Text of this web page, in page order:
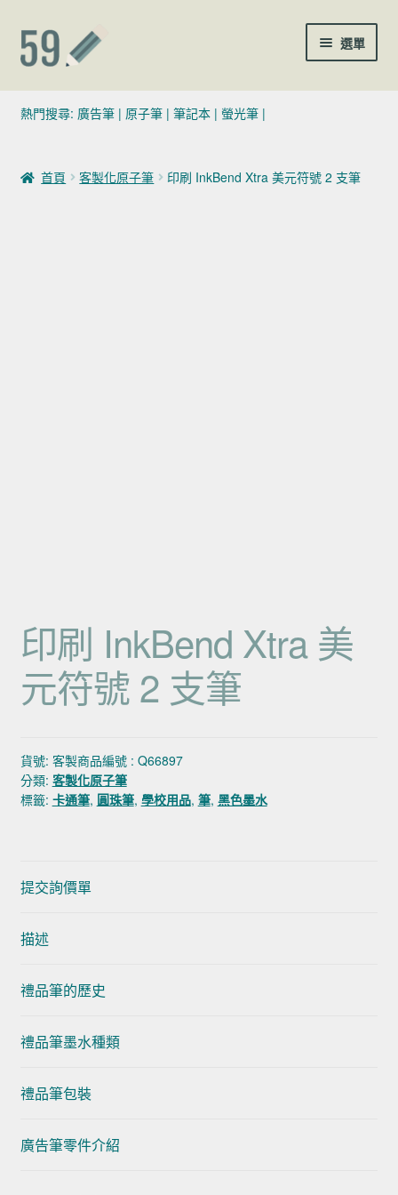
跳至導覽列
跳至主要內容 選單
(02)7729-4140
聯絡我們
熱門搜尋: 廣告筆| 原子筆| 筆記本| 螢光筆|
首頁 客製化原子筆 印刷 InkBend Xtra 美元符號 2 支筆
印刷 InkBend Xtra 美
元符號 2 支筆
貨號: 客製商品編號 : Q66897
分類: 客製化原子筆
標籤: 卡通筆, 圓珠筆, 學校用品, 筆, 黑色墨水
提交詢價單
描述
禮品筆的歷史
禮品筆墨水種類
禮品筆包裝
廣告筆零件介紹